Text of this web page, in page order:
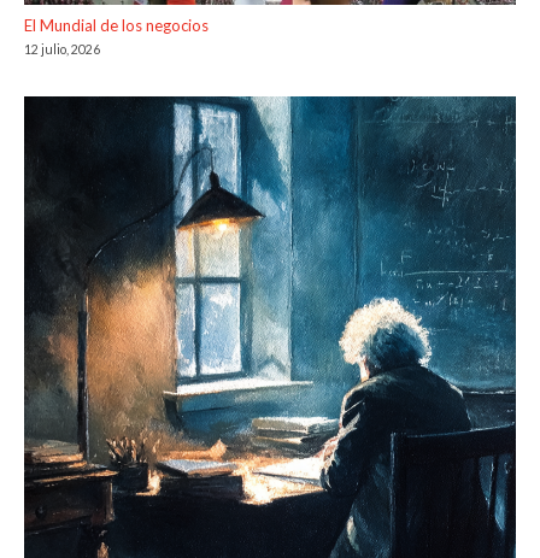
El Mundial de los negocios
12 julio, 2026